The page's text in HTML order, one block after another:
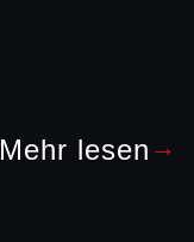
Mehr lesen →